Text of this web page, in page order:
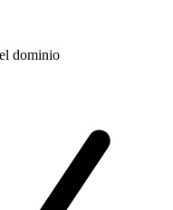
dominio